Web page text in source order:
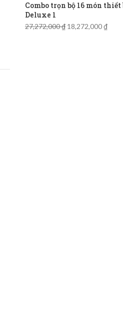
Combo trọn bộ 16 món
Deluxe 1
27,272,000₫ 18,272,000₫